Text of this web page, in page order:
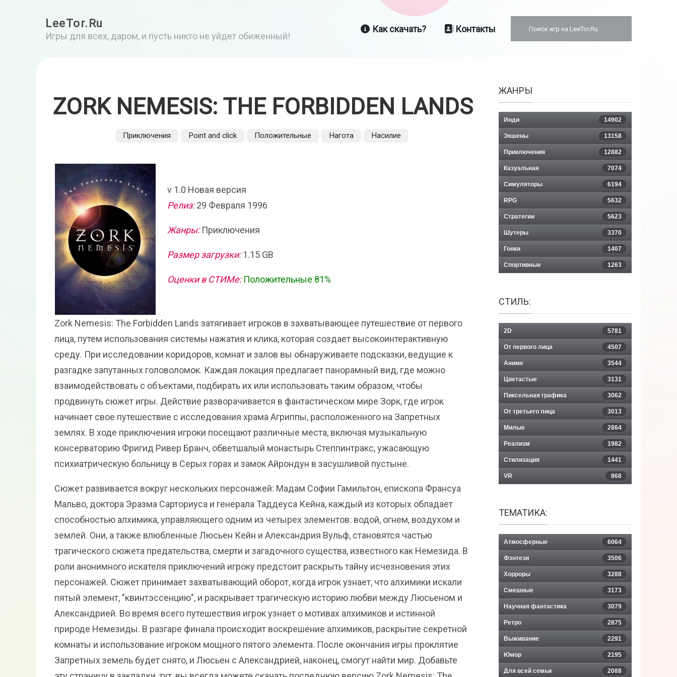
LeeTor.Ru
Игры для всех, даром, и пусть никто не уйдет обиженный!
Как скачать? Контакты
ZORK NEMESIS: THE FORBIDDEN LANDS
Приключения Point and click Положительные Нагота Насилие
v 1.0 Новая версия
Релиз:29 Февраля 1996
Жанры:Приключения
Размер загрузки:1.15 GB
Оценки в СТИМе: Положительные 81%
Zork Nemesis: The Forbidden Lands затягивает игроков в захватывающее путешествие от первого
лица, путем использования системы нажатия и клика, которая создает высокоинтерактивную
среду. При исследовании коридоров, комнат и залов вы обнаруживаете подсказки, ведущие к
разгадке запутанных головоломок. Каждая локация предлагает панорамный вид, где можно
взаимодействовать с объектами, подбирать их или использовать таким образом, чтобы
продвинуть сюжет игры. Действие разворачивается в фантастическом мире Зорк, где игрок
начинает свое путешествие с исследования храма Агриппы, расположенного на Запретных
землях. В ходе приключения игроки посещают различные места, включая музыкальную
консерваторию Фригид Ривер Бранч, обветшалый монастырь Степпинтракс, ужасающую
психиатрическую больницу в Серых горах и замок Айрондун в засушливой пустыне.
Сюжет развивается вокруг нескольких персонажей: Мадам Софии Гамильтон, епископа Франсуа
Мальво, доктора Эразма Сарториуса и генерала Таддеуса Кейна, каждый из которых обладает
способностью алхимика, управляющего одним из четырех элементов: водой, огнем, воздухом и
землей. Они, а также влюбленные Люсьен Кейн и Александрия Вульф, становятся частью
трагического сюжета предательства, смерти и загадочного существа, известного как Немезида. В
роли анонимного искателя приключений игроку предстоит раскрыть тайну исчезновения этих
персонажей. Сюжет принимает захватывающий оборот, когда игрок узнает, что алхимики искали
пятый элемент, "квинтэссенцию", и раскрывает трагическую историю любви между Люсьеном и
Александрией. Во время всего путешествия игрок узнает о мотивах алхимиков и истинной
природе Немезиды. В разгаре финала происходит воскрешение алхимиков, раскрытие секретной
комнаты и использование игроком мощного пятого элемента. После окончания игры проклятие
Запретных земель будет снято, и Люсьен с Александрией, наконец, смогут найти мир. Добавьте
ЖАНРЫ
Инди 14902
Экшены 13158
Приключения 12882
Казуальная 7074
Симуляторы 6194
RPG 5632
Стратегии 5623
Шутеры 3370
Гонки 1407
Спортивные 1263
СТИЛЬ:
2D 5781
От первого лица 4507
Аниме 3544
Цветастые 3131
Пиксельная графика 3062
От третьего лица 3013
Милые 2864
Реализм 1982
Стилизация 1441
VR 868
ТЕМАТИКА:
Атмосферные 6064
Фэнтези 3506
Хорроры 3288
Смешные 3173
Научная фантастика 3079
Ретро 2875
Выживание 2291
Юмор 2195
Для всей семьи 2088